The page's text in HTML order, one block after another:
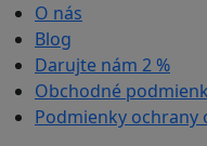
O nás
Blog
Darujte nám 2 %
Obchodné
Podmienky ochrany